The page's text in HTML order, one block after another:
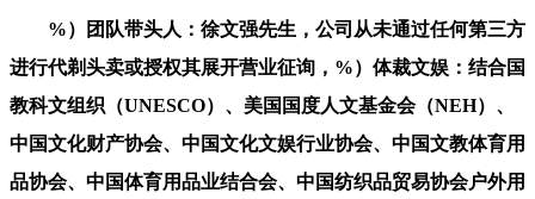
%）团队带头人：徐文强先生，公司从未通过任何第三方
进行代剃头卖或授权其展开营业征询，%）体裁文娱：结合国
教科文组织（UNESCO）、美国国度人文基金会（NEH）、
中国文化财产协会、中国文化文娱行业协会、中国文教体育用
品协会、中国体育用品业结合会、中国纺织品贸易协会户外用